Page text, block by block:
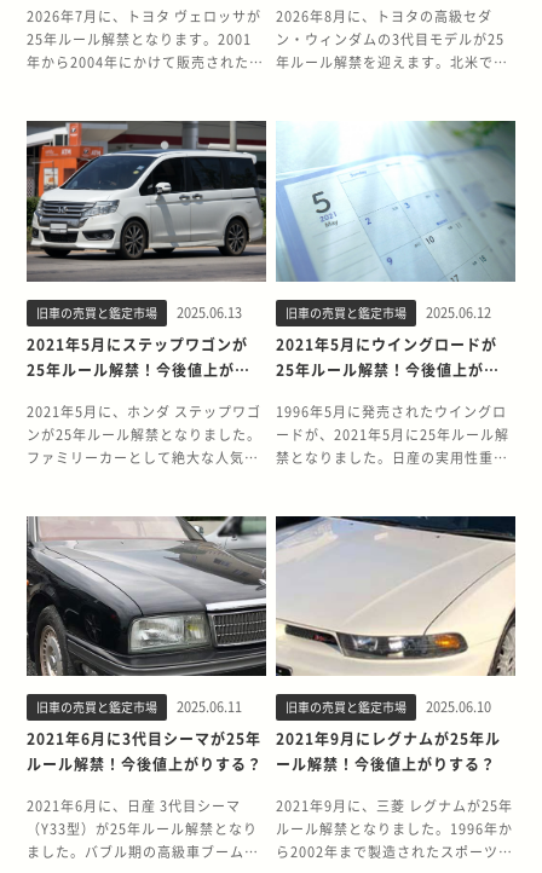
番売れているライトウェイトオープ
ンスポーツとして海外からも高い評
価を獲得しています。車両重量が
駆け抜けられるのが大きな魅力で
す。 1989年の登場依頼から30年以
上の歴史を誇るロードスターは、リ
セール面でも他のクルマにはない傾
向があります。具体的な内容につい
て次からお伝えします。 NDロード
スターのリセールバリューは良い？
NDロードスターのリセールは、マ
ツダ車の中では比較的良い方だとい
えるでしょう。3年後のリセールバ
リューは60%〜76%、5年後のリセ
ールバリューは57%〜64%です。ま
た全体の傾向として、AT車よりも
MT車、ハードトップよりもソフト
トップの方がリセールは高くなって
ールマイカ、ジェットブラック、ソ
ウルレッドプレミアムメタリックの
3色だといわれており、さらに高い
リセールが見込めます。 NDロード
スターで人気のグレード ここから
は、NDロードスターで人気の3グレ
ードをご紹介します。 1.5Sスペシャ
ルパッケージ（6MT） ロードスター
ならではの軽快感と、しっとりした
乗り味がうまく融合されたグレード
です。独自の乗り味を生み出してい
るのは、トンネルブレースバー、リ
グ式スーパーLSDが大きく影響して
います。ロードスターのキャラクタ
ーと上質な乗り心地を求めるユーザ
を積み重ねたシビックタイプRの歴
史と特徴をご紹介します。 歴史 初
代シビックタイプR（EK9型・1997
した。基本的なエンジンはシビック
と同じながら、最高出力185馬力を
8,200回転で発生する高出力設定
で、スポーティかつ扱いやすいクル
マとして人気を博しました。 2代目
シビックタイプR（EP3型・2001年
発売）は、3ドアハッチバックとし
てイギリスに生産拠点を移した輸入
車へと変わりました。初代同様の高
出力エンジンと、小気味良く曲がる
運転の楽しさを味わえるクルマでし
た。皮肉にも同時期に登場したイン
テグラタイプRとキャラクターの部
分で似通っていた部分もあり、初代
ほど人気は出ませんでした。 3代目
をベースにした国内生産車です。
2LNAエンジンながら、最大出力225
馬力、最大トルク21.9kg-mを発生
し、伸びの良さを実感できるスポー
ツセダンでした。販売当初は硬い乗
り心地でセダンとしての実用性に欠
けたものの、マイナーチェンジによ
り改善し、ファミリーユースにも受
け入れられた一台です。 4代目シビ
ックタイプRユーロ（FN2型・2009
年発売）はイギリス生産に戻り、
3,510台限定販売のため、国内で見
ットと同じプラットフォームを採用
し、リアサスペンションがトーショ
ンビームとパフォーマンス面でやや
2026年7月に、トヨタ ヴェロッサが
25年ルール解禁となります。2001
年から2004年にかけて販売されたス
が注目される可能性があります。 今
回は、ヴェロッサの25年ルール解禁
の背景と、モデルの魅力について解
説します。今後の動向の参考として
ぜひ役立ててください。 2026年7月
にヴェロッサが25年ルール解禁！
2026年7月に、トヨタ ヴェロッサの
ッサは2001年7月から2004年4月に
かけて販売された、トヨタのスポー
ツセダンです。 ヴェロッサは、マー
クⅡ三兄弟（マークⅡ、チェイサ
ー、クレスタ）の後継車種として位
置づけられており、特に若い世代に
向けたスポーティなデザインと高い
ルとなっているため、25年ルールの
解禁によってアメリカの日本車ファ
ンからの注目が集まることが予想さ
れます。 そもそも25年ルールとは？
25年ルールとは、製造から25年以上
経過した右ハンドルのクルマをアメ
リカ国内にそのまま輸入できる法律
の例外にあたる特別ルールのことで
す。 アメリカでは、原則として右ハ
ンドル車を輸入できません。つま
り、日本車やイギリス車などをその
まま輸入できないのです。しかし、
製造から25年が経過したクルマであ
れば、クラシックカーとしての登録
が可能となるため、右ハンドル車を
2026年8月に、トヨタの高級セダ
ン・ウィンダムの3代目モデルが25
年ルール解禁を迎えます。北米では
日本国内では知る人ぞ知る上質なプ
レミアムセダンとして位置づけられ
ていました。25年ルール解禁によ
り、この隠れた名車がアメリカ市場
で再評価される可能性があります。
今回は、3代目ウィンダムの魅力
と、今後の市場動向について詳しく
ィンダムが25年ルール解禁！ 2026
年8月に、3代目ウィンダムの25年ル
ールが解禁されます。3代目ウィン
ダムは2001年から2006年にかけて
製造されたトヨタのセダンの1つ
で、当時の最新技術を結集したプレ
ミアムモデルでした。 特筆すべき
売されていた点です。レクサスブラ
ンドでの販売により、アメリカでは
既に高い認知度と評価を得ており、
日本仕様の右ハンドルモデルに対す
る潜在的な需要が存在すると考えら
れます。 そもそも25年ルールとは？
25年ルールは、製造から25年以上経
過した右ハンドルのクルマをアメリ
カ国内にそのまま輸入できる法律の
例外にあたる特別ルールです。アメ
リカでは原則として右ハンドル車を
輸入できませんが、製造から25年が
経過したクルマであれば、クラシッ
クカーとしての登録が可能となりま
す。 つまり、日本で販売されていた
旧車の売買と鑑定市場 2025.06.13
2021年5月にステップワゴンが
25年ルール解禁！今後値上がり
2021年5月に、ホンダ ステップワゴ
ンが25年ルール解禁となりました。
ファミリーカーとして絶大な人気を
じる可能性があります。 今回は、ス
テップワゴンの25年ルール解禁の背
景と、クルマとしての魅力について
詳しく解説します。 2021年5月にス
テップワゴンが25年ルール解禁！
2021年5月に、初代ステップワゴン
（RF1・RF2型）の25年ルールが解
は1996年5月から2001年まで製造さ
れたホンダのコンパクトミニバンで
す。優れた居住性と使い勝手のよさ
で、日本のファミリー層に長年愛さ
れ続けてきました。25年ルールの解
禁により、アメリカの日本車ファン
がついに本格的な日本仕様のコンパ
旧車の売買と鑑定市場 2025.06.12
2021年5月にウイングロードが
25年ルール解禁！今後値上がり
1996年5月に発売されたウイングロ
ードが、2021年5月に25年ルール解
禁となりました。日産の実用性重視
ルの解禁により海外でも注目される
存在となっています。 今回は、ウイ
ングロードの25年ルール解禁の背景
と今後の動向について詳しく解説し
ます。実用的な旧車として再評価さ
れる可能性があるウイングロードの
魅力を、ぜひご確認ください。
ルール解禁！ 2021年5月に、日産 ウ
イングロードの25年ルールが解禁さ
れました。ウイングロードは1996年
から2018年まで22年間にわたって
製造されたステーションワゴンで
す。 初代ウイングロードは、サニー
をベースとしたコンパクトなステー
旧車の売買と鑑定市場 2025.06.11
2021年6月に3代目シーマが25年
ルール解禁！今後値上がりする？
2021年6月に、日産 3代目シーマ
（Y33型）が25年ルール解禁となり
ました。バブル期の高級車ブームを
旧車の売買と鑑定市場 2025.06.10
2021年9月にレグナムが25年ル
ール解禁！今後値上がりする？
2021年9月に、三菱 レグナムが25年
ルール解禁となりました。1996年か
ら2002年まで製造されたスポーツワ